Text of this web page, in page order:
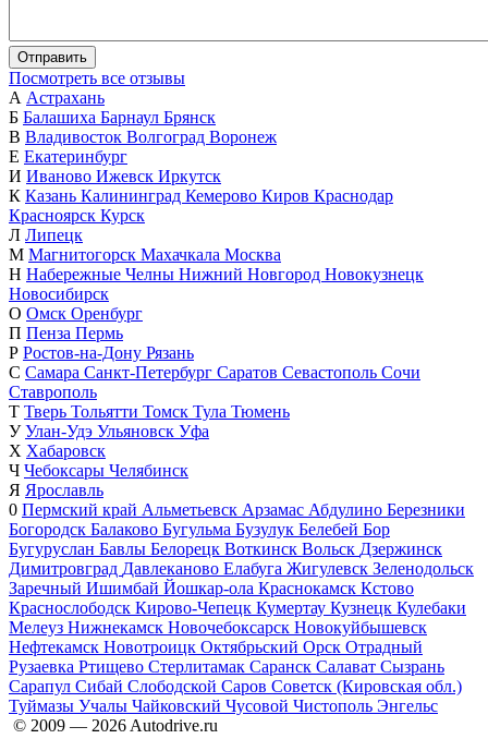
Отправить
Посмотреть все отзывы
А Астрахань
Б Балашиха Барнаул Брянск
В Владивосток Волгоград Воронеж
Е Екатеринбург
И Иваново Ижевск Иркутск
К Казань Калининград Кемерово Киров Краснодар
Красноярск Курск
Л Липецк
М Магнитогорск Махачкала Москва
Н Набережные Челны Нижний Новгород Новокузнецк
Новосибирск
О Омск Оренбург
П Пенза Пермь
Р Ростов-на-Дону Рязань
С Самара Санкт-Петербург Саратов Севастополь Сочи
Ставрополь
Т Тверь Тольятти Томск Тула Тюмень
У Улан-Удэ Ульяновск Уфа
Х Хабаровск
Ч Чебоксары Челябинск
Я Ярославль
0 Пермский край Альметьевск Арзамас Абдулино Березники
Богородск Балаково Бугульма Бузулук Белебей Бор
Бугуруслан Бавлы Белорецк Воткинск Вольск Дзержинск
Димитровград Давлеканово Елабуга Жигулевск Зеленодольск
Заречный Ишимбай Йошкар-ола Краснокамск Кстово
Краснослободск Кирово-Чепецк Кумертау Кузнецк Кулебаки
Мелеуз Нижнекамск Новочебоксарск Новокуйбышевск
Нефтекамск Новотроицк Октябрьский Орск Отрадный
Рузаевка Ртищево Стерлитамак Саранск Салават Сызрань
Сарапул Сибай Слободской Саров Советск (Кировская обл.)
Туймазы Учалы Чайковский Чусовой Чистополь Энгельс
© 2009 — 2026 Autodrive.ru